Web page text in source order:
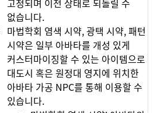
고정되며 이전 상태로 되돌릴 수
없습니다.
마법학회 염색 시약, 광택 시약, 패턴
시약은 일부 아바타를 개성 있게
커스터마이징할 수 있는 아이템으로
대도시 혹은 원정대 영지에 위치한
아바타 가공 NPC를 통해 이용할 수
있습니다.